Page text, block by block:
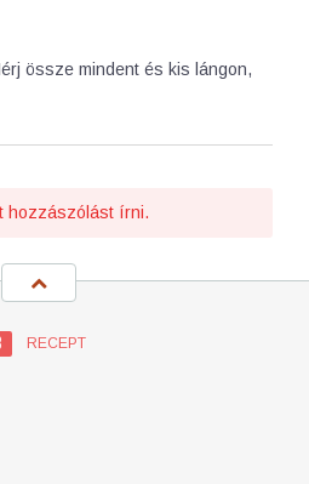
össze mindent és kis lángon,
hozzászólást írni.
RECEPT